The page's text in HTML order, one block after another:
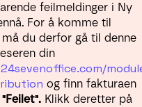
feilmeldinger i Ny
For å komme til
du derfor gå til denne
din
og finn fakturaen
"Feilet". Klikk deretter på